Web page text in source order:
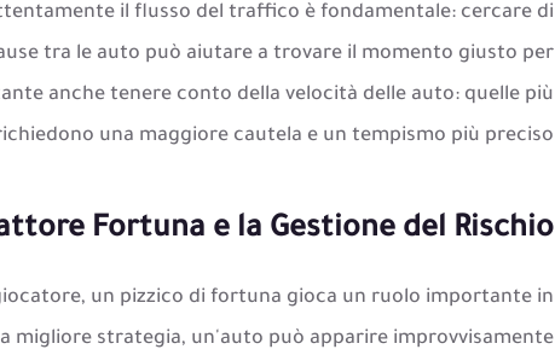
il flusso del traffico è fondamentale: cercare di
tra le auto può aiutare a trovare il momento giusto per
anche tenere conto della velocità delle auto: quelle più
una maggiore cautela e un tempismo più preciso.
Fortuna e la Gestione del Rischio
un pizzico di fortuna gioca un ruolo importante in
migliore strategia, un'auto può apparire improvvisamente